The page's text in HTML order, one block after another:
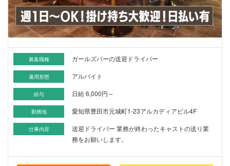
募集職種 ガールズバーの送迎ドライバー
雇用形態 アルバイト
給与 日給 6,000円～
勤務地 愛知県豊田市元城町1-23アルカディアビル4F
仕事内容
送迎ドライバー 業務が終わったキャストの送り業
務をお願いします。